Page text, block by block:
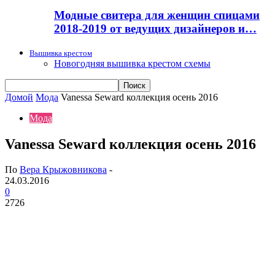
Модные свитера для женщин спицами
2018-2019 от ведущих дизайнеров и…
Вышивка крестом
Новогодняя вышивка крестом схемы
Домой Мода Vanessa Seward коллекция осень 2016
Мода
Vanessa Seward коллекция осень 2016
По Вера Крыжовникова -
24.03.2016
0
2726